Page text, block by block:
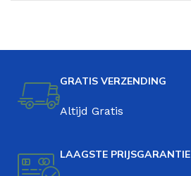
GRATIS VERZENDING
Altijd Gratis
LAAGSTE PRIJSGARANTIE